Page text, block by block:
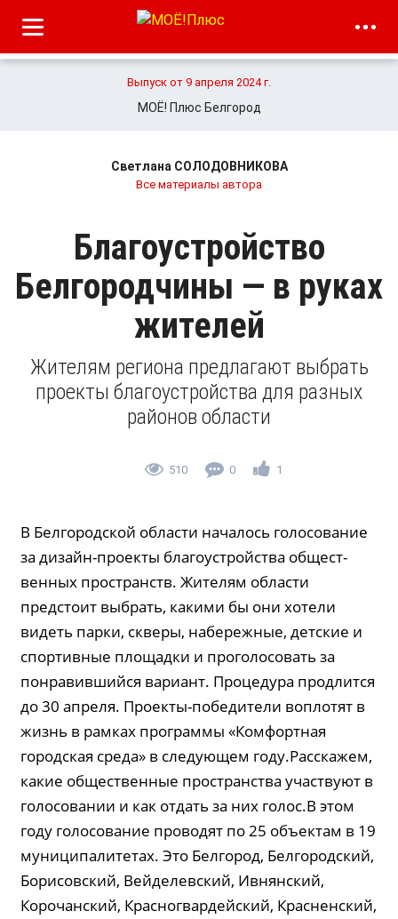
Выпуск от 9 апреля 2024 г.
МОЁ! Плюс Белгород
Светлана СОЛОДОВНИКОВА
Все материалы автора
Благоустройство
Белгородчины — в руках
жителей
Жителям региона предлагают выбрать
проекты благоустройства для разных
районов области
510 0 1
В Белгородской области началось голосование
за ди­зайн-проек­ты благо­устройства об­щест­
венных пространств. Жителям области
предстоит выбрать, какими бы они хотели
видеть парки, скверы, набережные, детские и
спортивные площадки и проголосовать за
понравившийся вариант. Процедура продлится
до 30 апреля. Проекты-победители воплотят в
жизнь в рамках программы «Комфортная
городская среда» в следующем году.Расскажем,
какие общественные пространства участвуют в
голосовании и как отдать за них голос.В этом
году голосование проводят по 25 объектам в 19
муниципалитетах. Это Белгород, Белгородский,
Борисовский, Вейделев­ский, Ивнянский,
Корочан­ский, Крас­но­­гвардейский, Краснен­ский,